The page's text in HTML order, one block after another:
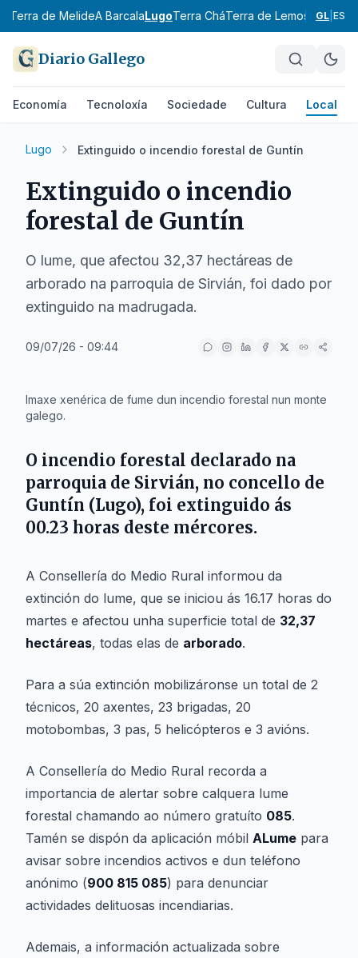
Terra de MelideA BarcalaLugoTerra CháTerra de Lemos A
GL ES
Diario Gallego
Economía Tecnoloxía Sociedade Cultura Local
Lugo Extinguido o incendio forestal de Guntín
Extinguido o incendio
forestal de Guntín
O lume, que afectou 32,37 hectáreas de
arborado na parroquia de Sirvián, foi dado por
extinguido na madrugada.
09/07/26 - 09:44
Imaxe xenérica de fume dun incendio forestal nun monte
galego.
O incendio forestal declarado na
parroquia de Sirvián, no concello de
Guntín (Lugo), foi extinguido ás
00.23 horas deste mércores.
A Consellería do Medio Rural informou da
extinción do lume, que se iniciou ás 16.17 horas do
martes e afectou unha superficie total de 32,37
hectáreas, todas elas de arborado.
Para a súa extinción mobilizáronse un total de 2
técnicos, 20 axentes, 23 brigadas, 20
motobombas, 3 pas, 5 helicópteros e 3 avións.
A Consellería do Medio Rural recorda a
importancia de alertar sobre calquera lume
forestal chamando ao número gratuíto 085.
Tamén se dispón da aplicación móbil ALume para
avisar sobre incendios activos e dun teléfono
anónimo (900 815 085) para denunciar
actividades delituosas incendiarias.
Ademais, a información actualizada sobre